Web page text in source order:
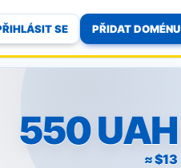
SE PŘIDAT DOMÉNU
550 UAH
≈ $13